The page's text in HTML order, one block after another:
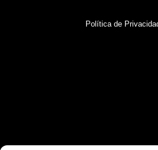
Política de